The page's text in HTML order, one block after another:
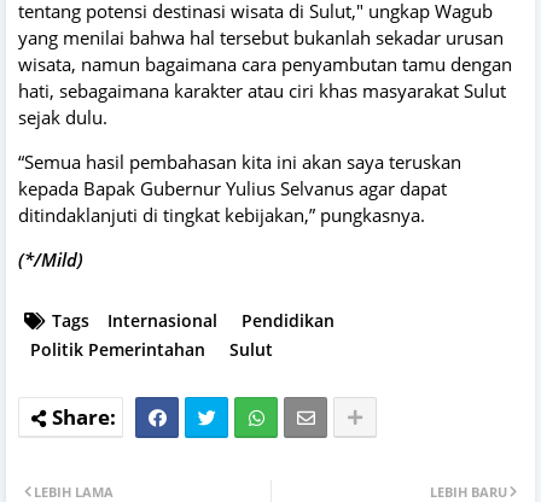
tentang potensi destinasi wisata di Sulut," ungkap Wagub
yang menilai bahwa hal tersebut bukanlah sekadar urusan
wisata, namun bagaimana cara penyambutan tamu dengan
hati, sebagaimana karakter atau ciri khas masyarakat Sulut
sejak dulu.
“Semua hasil pembahasan kita ini akan saya teruskan
kepada Bapak Gubernur Yulius Selvanus agar dapat
ditindaklanjuti di tingkat kebijakan,” pungkasnya.
(*/Mild)
Tags Internasional
Pendidikan
Politik Pemerintahan
Sulut
LEBIH BARU
LEBIH LAMA